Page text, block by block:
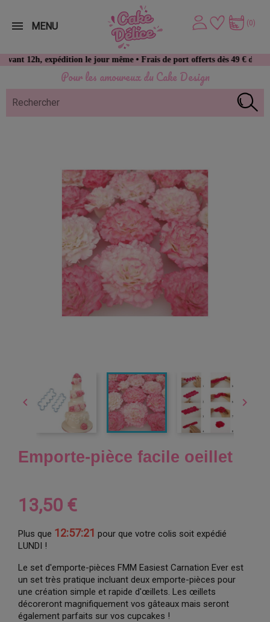
Pour les amoureux du Cake Design
expédition le jour même • Frais de port offerts dès 49 € d’achat
(0)
MENU
 
Emporte-pièce facile oeillet
13,50 €
Plus que 12:57:20 pour que votre colis soit expédié
LUNDI !
Le set d'emporte-pièces FMM Easiest Carnation Ever est
un set très pratique incluant deux emporte-pièces pour
une création simple et rapide d'œillets. Les œillets
décoreront magnifiquement vos gâteaux mais seront
également parfaits sur vos cupcakes !